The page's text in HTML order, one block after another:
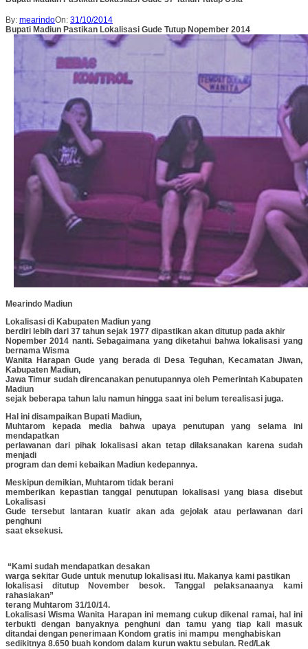
By: mearindoOn: 31/10/2014
Bupati Madiun Pastikan Lokalisasi Gude Tutup Nopember 2014
Mearindo Madiun
Lokalisasi di Kabupaten Madiun yang
berdiri lebih dari 37 tahun sejak 1977 dipastikan akan ditutup pada akhir
Nopember 2014 nanti. Sebagaimana yang diketahui bahwa lokalisasi yang
bernama Wisma
Wanita Harapan Gude yang berada di Desa Teguhan, Kecamatan Jiwan,
Kabupaten Madiun,
Jawa Timur sudah direncanakan penutupannya oleh Pemerintah Kabupaten
Madiun
sejak beberapa tahun lalu namun hingga saat ini belum terealisasi juga.
Hal ini disampaikan Bupati Madiun,
Muhtarom kepada media bahwa upaya penutupan yang selama ini
mendapatkan
perlawanan dari pihak lokalisasi akan tetap dilaksanakan karena sudah
menjadi
program dan demi kebaikan Madiun kedepannya.
Meskipun demikian, Muhtarom tidak berani
memberikan kepastian tanggal penutupan lokalisasi yang biasa disebut
Lokalisasi
Gude tersebut lantaran kuatir akan ada gejolak atau perlawanan dari
penghuni
saat eksekusi.
“Kami sudah mendapatkan desakan
warga sekitar Gude untuk menutup lokalisasi itu. Makanya kami pastikan
lokalisasi ditutup November besok. Tanggal pelaksanaanya kami
rahasiakan”
terang Muhtarom 31/10/14.
Lokalisasi Wisma Wanita Harapan ini memang cukup dikenal ramai, hal ini
terbukti dengan banyaknya penghuni dan tamu yang tiap kali masuk
ditandai dengan penerimaan Kondom gratis ini mampu menghabiskan
sedikitnya 8.650 buah kondom dalam kurun waktu sebulan. Red/Lak